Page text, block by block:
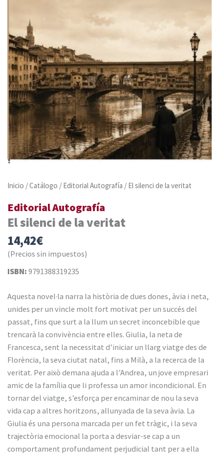
Inicio /Catálogo / Editorial Autografía / El silenci de la veritat
Editorial Autografía
El silenci de la veritat
14,42€
(Precios sin impuestos)
ISBN: 9791388319235
Aquesta novel·la narra la història de dues dones, àvia i neta,
unides per un vincle molt fort motivat per un succés del
passat, fins que surt a la llum un secret inconcebible que
trencarà la convivència entre elles. Giulia, la neta de
Francesca, sent la necessitat d’iniciar un llarg viatge des de
Florència, la seva ciutat natal, fins a Milà, a la recerca de la
veritat. Per això demana ajuda a l’Andrea, un jove empresari
amic de la família que li professa un amor incondicional. En
tornar del viatge, s’esforça per encaminar de nou la seva
vida cap a altres horitzons, allunyada de la seva àvia. La
Giulia és una persona marcada per un fet tràgic, i la seva
trajectòria emocional la porta a desviar-se cap a un
comportament profundament perjudicial tant per a ella